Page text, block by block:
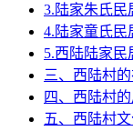
3.陆家朱氏民
4.陆家童氏民
5.西陆陆家民
三、西陆村
四、西陆村
五、西陆村